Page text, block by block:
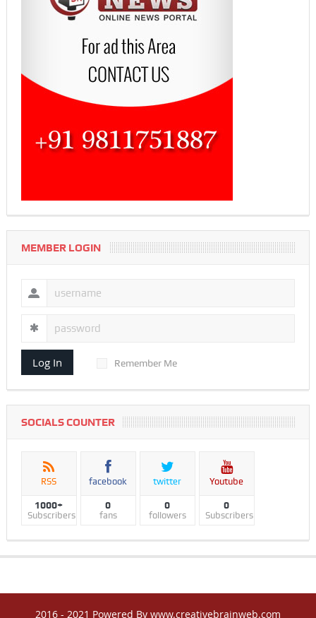
MEMBER LOGIN
Log In Remember Me
SOCIALS COUNTER
RSS
1000+
Subscribers
facebook
0
fans
twitter
0
followers
Youtube
0
Subscribers
2016 - 2021 Powered By www.creativebrainweb.com